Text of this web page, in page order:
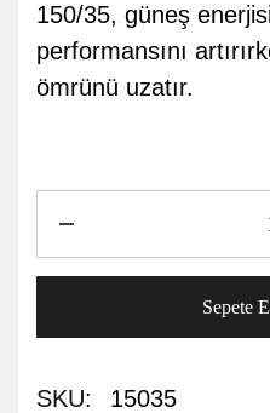
150/35, güneş
performansını
ömrünü uzatır.
Sepete
SKU:
15035